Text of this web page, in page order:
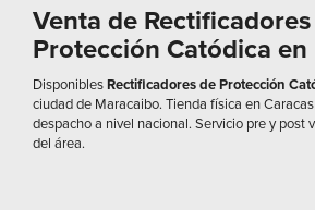
Venta de
Protección Catódica
DisponiblesRectificadores de Protección
ciudad de Maracaibo. Tienda física en
despacho a nivel nacional. Servicio pre y post
del área.